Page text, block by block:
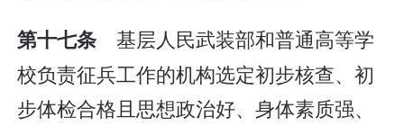
第十七条 基层人民武装部和普通高等学
校负责征兵工作的机构选定初步核查、初
步体检合格且思想政治好、身体素质强、